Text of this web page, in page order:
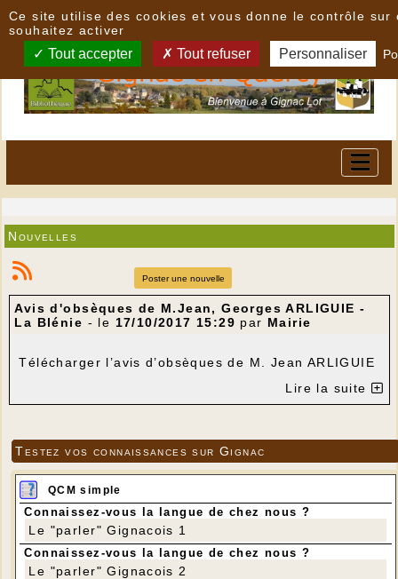
Nouvelles
Poster une nouvelle
Avis d'obsèques de M.Jean, Georges ARLIGUIE -
La Blénie - le 17/10/2017 15:29 par Mairie
Télécharger l’avis d’obsèques de M. Jean ARLIGUIE
Lire la suite
Testez vos connaissances sur Gignac
QCM simple
Connaissez-vous la langue de chez nous ?
Le "parler" Gignacois 1
Connaissez-vous la langue de chez nous ?
Le "parler" Gignacois 2
Ce site utilise des cookies et vous donne le contrôle sur
souhaitez activer
Tout accepter Tout refuser Personnaliser